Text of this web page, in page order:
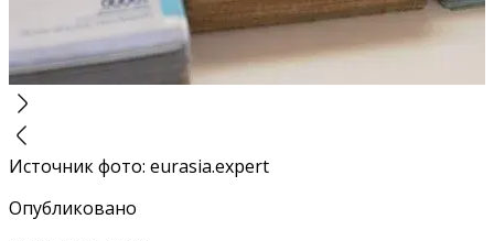
Источник фото: eurasia.expert
Опубликовано